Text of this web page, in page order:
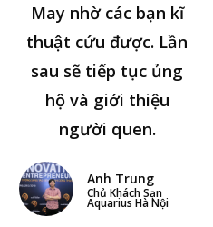
May nhờ các bạn kĩ
thuật cứu được. Lần
sau sẽ tiếp tục ủng
hộ và giới thiệu
người quen.
Anh Trung
Chủ Khách Sạn
Aquarius Hà Nội